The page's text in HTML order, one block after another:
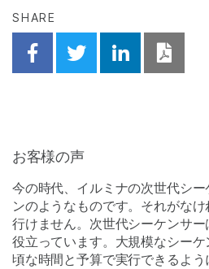
SHARE
Share on Facebook
Share onShare on
お客様の声
今の時代、イルミナの次世代シ
ンのようなものです。それがな
行けません。次世代シーケンサ
役立っています。大規模なシー
頃な時間と予算で実行できるよ